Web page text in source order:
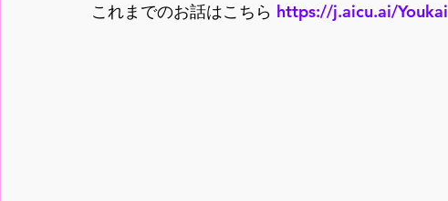
これまでのお話はこちら https://j.aicu.ai/Youkai